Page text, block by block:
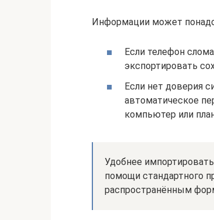
Информации может
Если телефон
экспортировать
Если нет доверия
автоматическое
компьютер или
Удобнее
помощи стандартного
распространённым